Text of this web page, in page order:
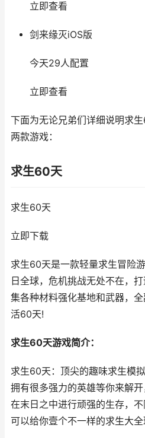
立即查看
剑来缘灭iOS版
今天29人配置
立即查看
下面为无论兄弟们详细说明求
两款游戏：
求生60天
求生60天
立即下载
求生60天是一款轻量求生冒险
日全球，危机挑战无处不在，
集各种材料强化基地和武器，
活60天!
求生60天游戏简介：
求生60天：顶尖的趣味求生模
拥有很多强力的英雄等你来解
在末日之中进行顽强的生存，不
可以给你壹个不一样的求生大全